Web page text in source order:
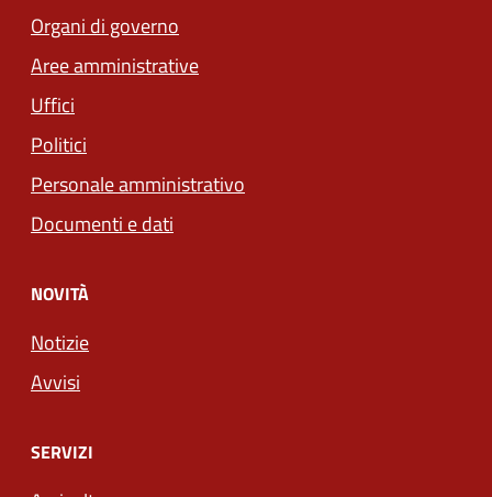
Organi di governo
Aree amministrative
Uffici
Politici
Personale amministrativo
Documenti e dati
NOVITÀ
Notizie
Avvisi
SERVIZI